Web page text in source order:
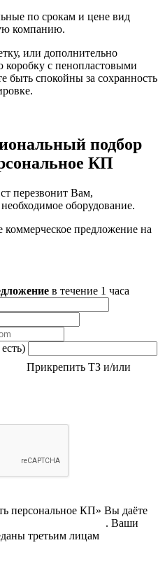
по срокам и цене вид
компанию.
или дополнительно
с пенопластовыми
быть спокойны за сохранность
подбор
КП
перезвонит Вам,
оборудование.
коммерческое предложение на
в течение 1 часа
Прикрепить ТЗ и/или
персональное КП» Вы даёте
. Ваши
третьим лицам